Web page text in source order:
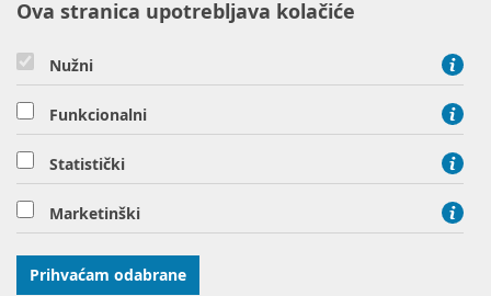
PROJEKTI
DRUŠTVENA ODGOVORNOST
Hrvatska elektroprivreda d.d. Ulica grada Vukovara 37 10000
Zagreb
tel: 01 63 22 111, tel: 01 61 70 430
Ova stranica upotrebljava kolačiće
Nužni
Funkcionalni
Statistički
Marketinški
Prihvaćam odabrane